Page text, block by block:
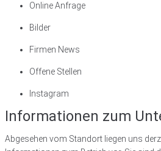
Online Anfrage
Bilder
Firmen News
Offene Stellen
Instagram
Informationen zum
Abgesehen vom Standort liegen uns